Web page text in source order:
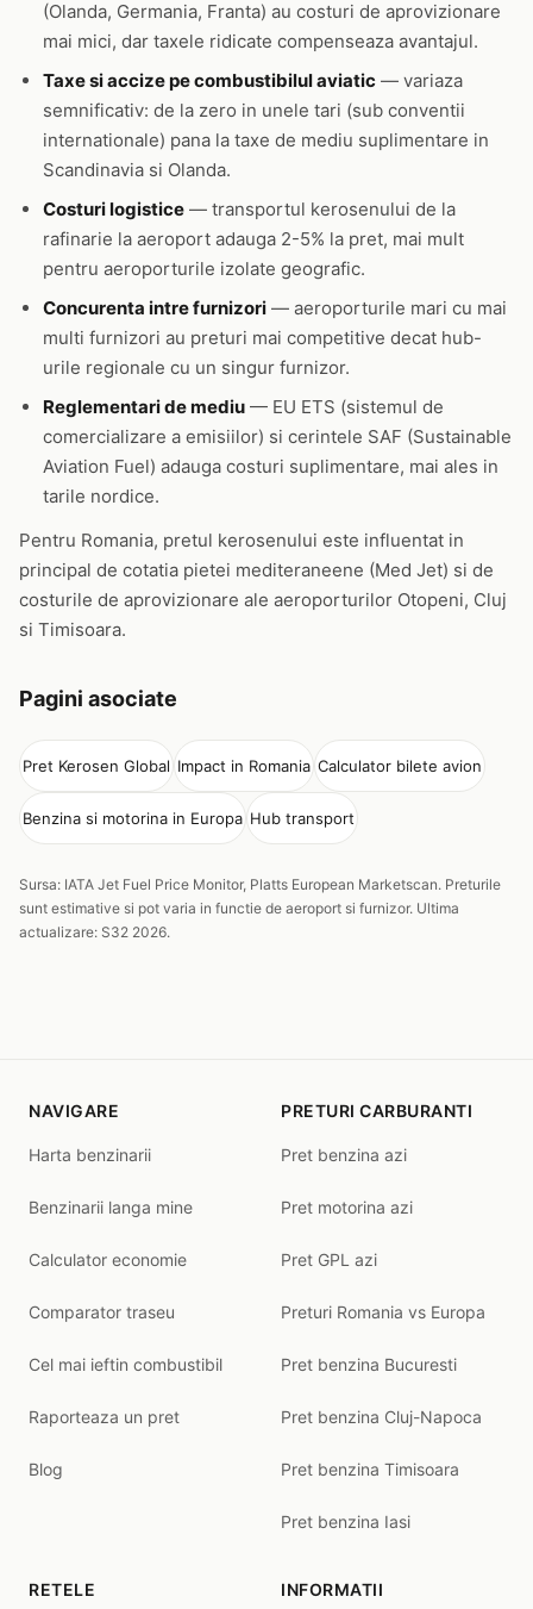
(Olanda, Germania, Franta) au costuri de aprovizionare
mai mici, dar taxele ridicate compenseaza avantajul.
Taxe si accize pe combustibilul aviatic — variaza
semnificativ: de la zero in unele tari (sub conventii
internationale) pana la taxe de mediu suplimentare in
Scandinavia si Olanda.
Costuri logistice — transportul kerosenului de la
rafinarie la aeroport adauga 2-5% la pret, mai mult
pentru aeroporturile izolate geografic.
Concurenta intre furnizori — aeroporturile mari cu mai
multi furnizori au preturi mai competitive decat hub-
urile regionale cu un singur furnizor.
Reglementari de mediu — EU ETS (sistemul de
comercializare a emisiilor) si cerintele SAF (Sustainable
Aviation Fuel) adauga costuri suplimentare, mai ales in
tarile nordice.
Pentru Romania, pretul kerosenului este influentat in
principal de cotatia pietei mediteraneene (Med Jet) si de
costurile de aprovizionare ale aeroporturilor Otopeni, Cluj
si Timisoara.
Pagini asociate
Pret Kerosen Global Impact in Romania Calculator bilete avion
Benzina si motorina in Europa Hub transport
Sursa: IATA Jet Fuel Price Monitor, Platts European Marketscan. Preturile
sunt estimative si pot varia in functie de aeroport si furnizor. Ultima
actualizare: S32 2026.
NAVIGARE
Harta benzinarii
Benzinarii langa mine
Calculator economie
Comparator traseu
Cel mai ieftin combustibil
Raporteaza un pret
Blog
PRETURI CARBURANTI
Pret benzina azi
Pret motorina azi
Pret GPL azi
Preturi Romania vs Europa
Pret benzina Bucuresti
Pret benzina Cluj-Napoca
Pret benzina Timisoara
Pret benzina Iasi
RETELE INFORMATII